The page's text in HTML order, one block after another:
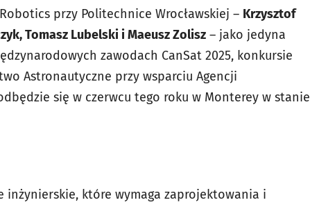
przy Politechnice Wrocławskiej – Krzysztof
Tomasz Lubelski i Maeusz Zolisz – jako jedyna
zawodach CanSat 2025, konkursie
Astronautyczne przy wsparciu Agencji
się w czerwcu tego roku w Monterey w stanie
które wymaga zaprojektowania i